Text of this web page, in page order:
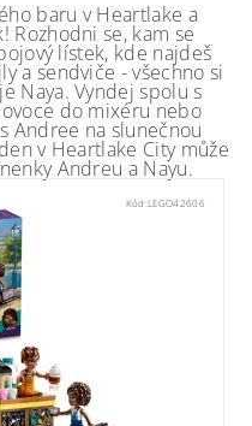
baru v Heartlake a
Rozhodni se, kam se
lístek, kde najdeš
a sendviče - všechno si
Naya. Vyndej spolu s
do mixéru nebo
Andree na slunečnou
v Heartlake City může
Andreu a Nayu.
Kód:LEGO42606